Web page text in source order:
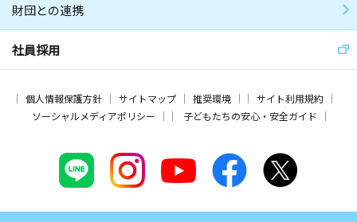
財団との連携
社員採用
個人情報保護方針 サイトマップ 推奨環境
サイト利用規約
ソーシャルメディアポリシー
子どもたちの安心・安全ガイド